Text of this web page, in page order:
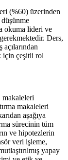
(%60) üzerinden
okuma lideri ve
Ders,
için çeşitli rol
makaleleri
makaleleri
aşağıya
sürecinin tüm
ve hipotezlerin
veri işleme,
yapay